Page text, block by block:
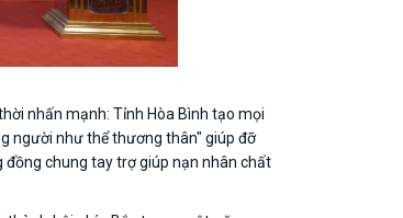
nhấn mạnh: Tỉnh Hòa Bình tạo mọi
người như thể thương thân" giúp đỡ
đồng chung tay trợ giúp nạn nhân chất